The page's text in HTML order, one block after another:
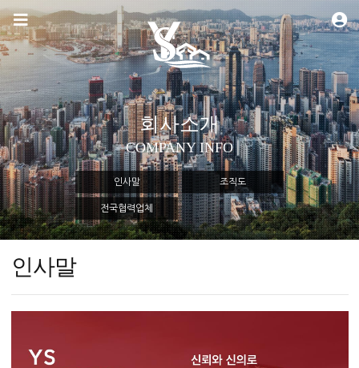
회사소개
COMPANY INFO
인사말 조직도
전국협력업체
인사말